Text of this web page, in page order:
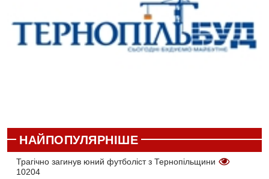
НАЙПОПУЛЯРНІШЕ
Трагічно загинув юний футболіст з Тернопільщини
10204